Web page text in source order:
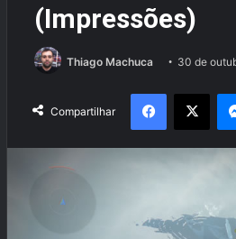
(Impressões)
Thiago Machuca 30 de
Compartilhar
X